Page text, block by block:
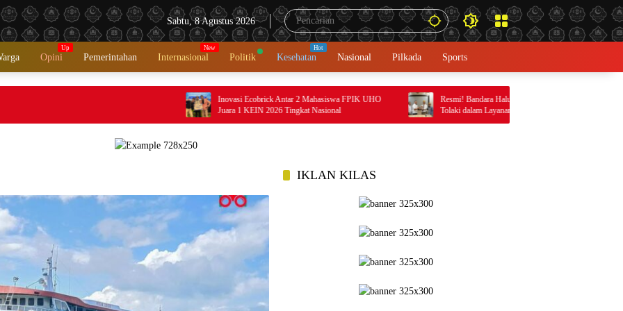
Sabtu, 8 Agustus 2026
Opini Pemerintahan Internasional Politik Kesehatan Nasional Pilkada Sports
Inovasi Ecobrick Antar 2 Mahasiswa FPIK UHO
Juara 1 KEIN 2026 Tingkat Nasional
Resmi! Bandara Haluoleo Kendari Gunakan Bahasa
Tolaki dalam Layanan Pengumuman
IKLAN KILAS